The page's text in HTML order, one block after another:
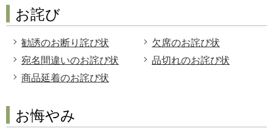
お詫び
勧誘のお断り詫び状
欠席のお詫び状
宛名間違いのお詫び状
品切れのお詫び状
商品延着のお詫び状
お悔やみ